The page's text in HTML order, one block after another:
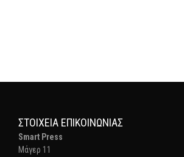
ΣΤΟΙΧΕΊΑ ΕΠΙΚΟΙΝΩΝΊΑΣ
Smart Press
Mάγερ 11